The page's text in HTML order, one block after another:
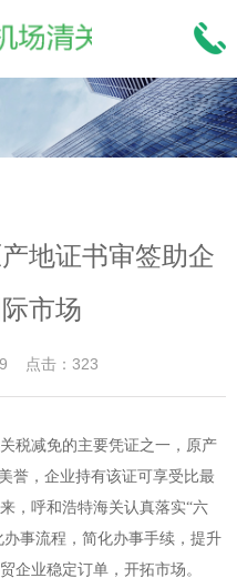
地证书审签助企
市场
点击：323
税减免的主要凭证之一，原产
誉，企业持有该证可享受比最
，呼和浩特海关认真落实“六
事流程，简化办事手续，提升
企业稳定订单，开拓市场。